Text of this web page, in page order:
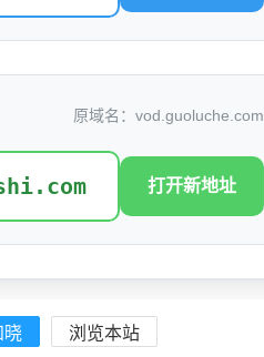
分: 0.0
原域名：vod.guoluche.com
打开新地址
晓 浏览本站